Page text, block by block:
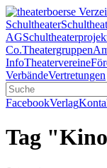
Schultheater
AG
Co.Theatergruppen
InfoTheatervereine
VerbändeVertretungen
FacebookVerlag
Tag